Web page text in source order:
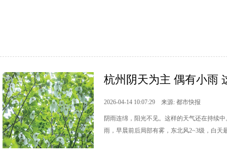
杭州阴天为主 偶有小雨
2026-04-14 10:07:29 来源: 都市快报
阴雨连绵，阳光不见。这样的天气还在持续
雨，早晨前后局部有雾，东北风2~3级，白